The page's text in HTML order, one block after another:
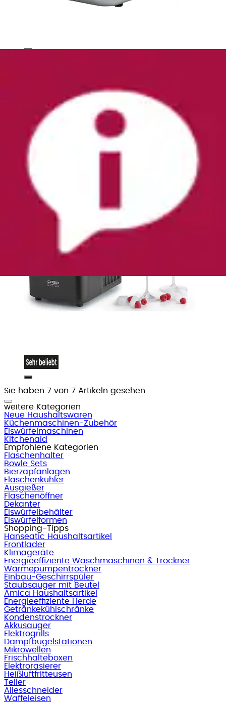
Aktueller Preis99,00 €
Sie haben 7 von 7 Artikeln gesehen
weitere Kategorien
Neue Haushaltswaren
Küchenmaschinen-Zubehör
Eiswürfelmaschinen
Kitchenaid
Empfohlene Kategorien
Flaschenhalter
Bowle Sets
Bierzapfanlagen
Flaschenkühler
Ausgießer
Flaschenöffner
Dekanter
Eiswürfelbehälter
Eiswürfelformen
Shopping-Tipps
Hanseatic Haushaltsartikel
Frontlader
Klimageräte
Energieeffiziente Waschmaschinen & Trockner
Wärmepumpentrockner
Einbau-Geschirrspüler
Staubsauger mit Beutel
Amica Haushaltsartikel
Energieeffiziente Herde
Getränkekühlschränke
Kondenstrockner
Akkusauger
Elektrogrills
Dampfbügelstationen
Mikrowellen
Frischhalteboxen
Elektrorasierer
Heißluftfritteusen
Teller
Allesschneider
Waffeleisen